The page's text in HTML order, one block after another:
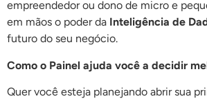
empreendedor ou dono de micro e
em mãos o poder da Inteligência de
futuro do seu negócio.
Como o Painel ajuda você a decidir
Quer você esteja planejando abrir sua